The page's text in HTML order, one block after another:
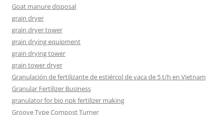
Goat manure disposal
grain dryer
grain dryer tower
grain drying equipment
grain drying tower
grain tower dryer
Granulación de fertilizante de estiércol de vaca de 5 t/h en Vietnam
Granular Fertilizer Business
granulator for bio npk fertilizer making
Groove Type Compost Turner